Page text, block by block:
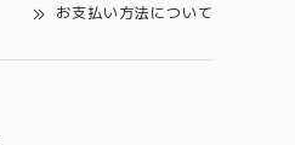
お支払い方法について